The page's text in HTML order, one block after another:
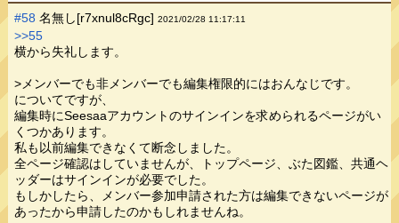
#58 名無し[r7xnul8cRgc]2021/02/28 11:17:11
>>55
横から失礼します。
>メンバーでも非メンバーでも編集権限的にはおんなじです。
についてですが、
編集時にSeesaaアカウントのサインインを求められるページがい
くつかあります。
私も以前編集できなくて断念しました。
全ページ確認はしていませんが、トップページ、ぶた図鑑、共通ヘ
ッダーはサインインが必要でした。
もしかしたら、メンバー参加申請された方は編集できないページが
あったから申請したのかもしれませんね。